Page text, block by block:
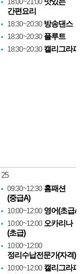
18:00~21:00
간편요리
18:30~20:30 방송댄스
18:30~20:30 플루트
18:30~20:30 캘리그라피
25
09:30~12:30 홈패션
(중급A)
10:00~12:00 영어(초급A)
10:00~12:00 오카리나
(초급)
10:00~12:00
정리수납전문가(자격)
10:00~12:00 캘리그라피